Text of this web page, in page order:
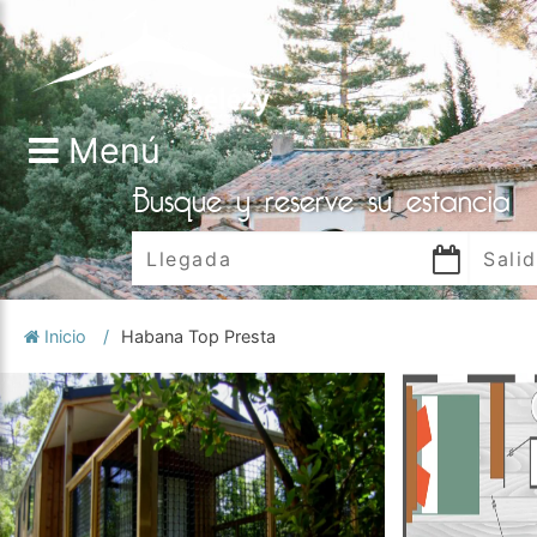
Menú
Busque y reserve su estancia
Inicio Habana Top Presta